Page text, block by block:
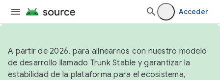
Acceder
A partir de 2026, para alinearnos con nuestro modelo
de desarrollo llamado Trunk Stable y garantizar la
estabilidad de la plataforma para el ecosistema,